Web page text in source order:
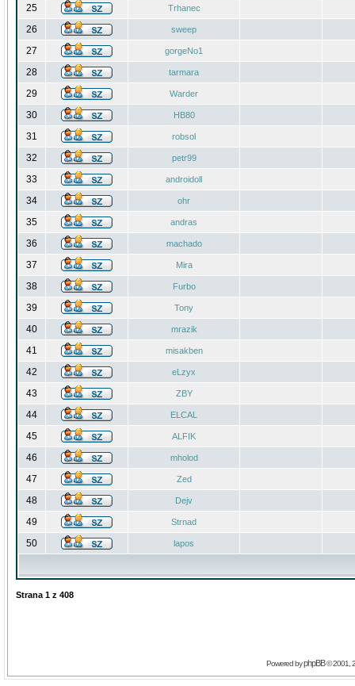
25 Trhanec
26 sweep
27 gorgeNo1
28 tarmara
29 Warder
30 HB80
31 robsol
32 petr99
33 androidoll
34 ohr
35 andras
36 machado
37 Mira
38 Furbo
39 Tony
40 mrazik
41 misakben
42 eLzyx
43 ZBY
44 ELCAL
45 ALFIK
46 mholod
47 Zed
48 Dejv
49 Strnad
50 lapos
Strana 1 z 408
Powered byphpBB© 2001,